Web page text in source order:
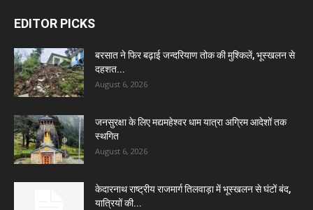
EDITOR PICKS
बरसात ने फिर बढ़ाई जन्दरियाण तोक की मुश्किलें, भूस्खलन से
दहशत...
August 6, 2026
जनसुरक्षा के लिए मद्यमहेश्वर धाम यात्रा अग्रिम आदेशों तक
स्थगित
August 6, 2026
केदारनाथ राष्ट्रीय राजमार्ग तिलवाड़ा में भूस्खलन से घंटों बंद,
यात्रियों की...